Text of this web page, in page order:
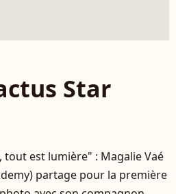
Star
tout est lumière" : Magalie Vaé
partage pour la première